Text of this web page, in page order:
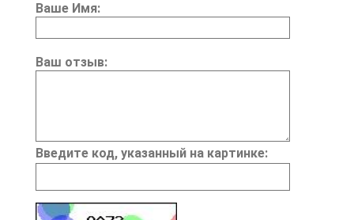
Ваше Имя:
Ваш отзыв:
Введите код, указанный на картинке: